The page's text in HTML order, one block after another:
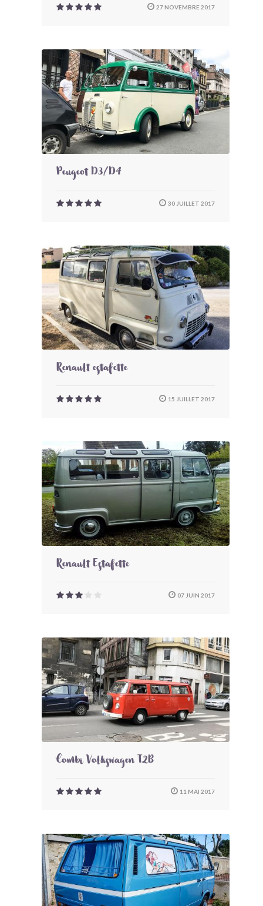
27 NOVEMBRE 2017
Peugeot D3/D4
30 JUILLET 2017
Renault estafette
15 JUILLET 2017
Renault Estafette
07 JUIN 2017
Combi Volkswagen T2B
11 MAI 2017